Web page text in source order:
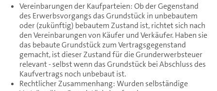
Vereinbarungen der Kaufparteien: Ob der Gegenstand
des Erwerbsvorgangs das Grundstück in unbebautem
oder (zukünftig) bebautem Zustand ist, richtet sich nach
den Vereinbarungen von Käufer und Verkäufer. Haben sie
das bebaute Grundstück zum Vertragsgegenstand
gemacht, ist dieser Zustand für die Grunderwerbsteuer
relevant - selbst wenn das Grundstück bei Abschluss des
Kaufvertrags noch unbebaut ist.
Rechtlicher Zusammenhang: Wurden selbständige